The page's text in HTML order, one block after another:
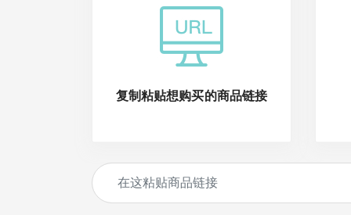
复制粘贴想购买的商品链接